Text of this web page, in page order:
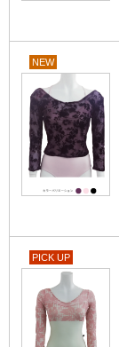
NEW
PICK UP